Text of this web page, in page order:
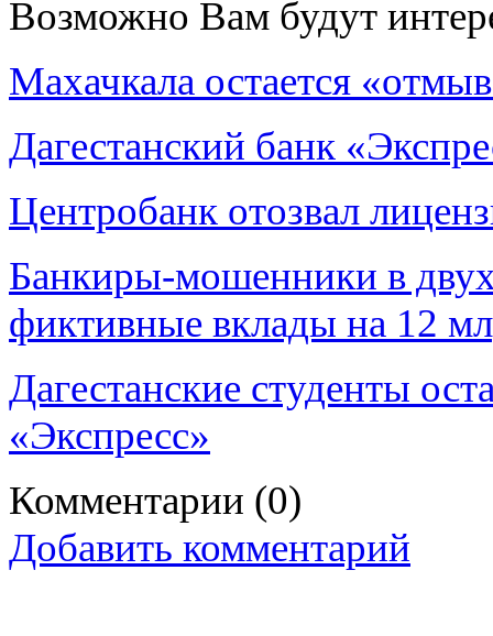
Возможно Вам будут
Махачкала остается
Дагестанский банк
Центробанк отозвал
Банкиры-мошенники в
фиктивные вклады на 12
Дагестанские студенты
«Экспресс»
Комментарии (0)
Добавить комментарий